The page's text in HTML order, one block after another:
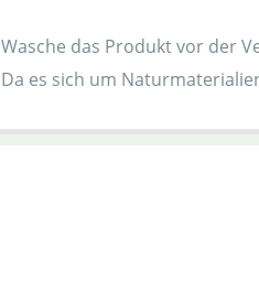
Wasche das Produkt vor der
Da es sich um